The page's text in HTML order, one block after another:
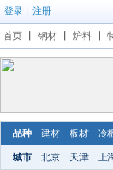
登录 注册
首页 钢材 炉料
品种 建材 板材 冷
城市 北京 天津 上